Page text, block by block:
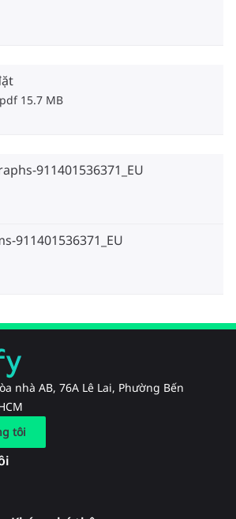
pdf 15.7 MB
911401536371_EU
911401536371_EU
nhà AB, 76A Lê Lai, Phường Bến
tôi